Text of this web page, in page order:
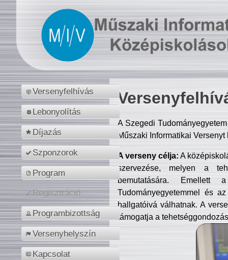
Versenyfelhívás
Lebonyolítás
Díjazás
Szponzorok
Program
Regisztráció
Programbizottság
Versenyhelyszín
Kapcsolat
A Szegedi
Műszaki Informatikai
A verseny célja: A
szervezése, melyen a
bemutatására. Emellett
Tudományegyetemmel és
hallgatóivá válhatnak. A
támogatja a